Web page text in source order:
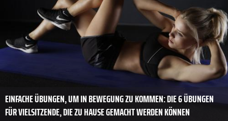
EINFACHE ÜBUNGEN, UM IN BEWEGUNG ZU KOMMEN: DIE 6 ÜBUNGEN
FÜR VIELSITZENDE, DIE ZU HAUSE GEMACHT WERDEN KÖNNEN